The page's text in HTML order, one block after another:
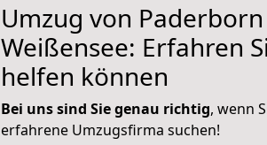
Umzug von
Weißensee: Erfahren
helfen können
Bei uns sind Sie genau richtig, wenn
erfahrene Umzugsfirma suchen!